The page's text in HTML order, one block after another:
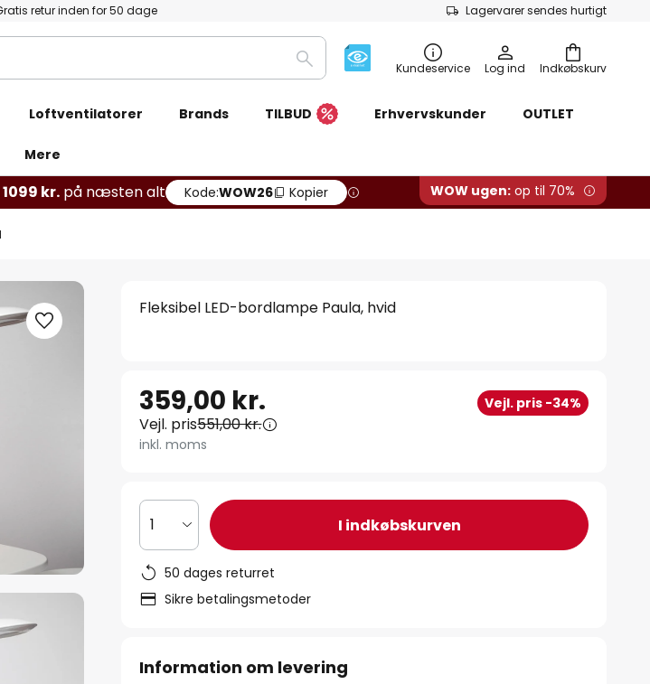
retur inden for 50 dage Lagervarer sendes hurtigt
Indkøbskurv
Søg Kundeservice Log ind
Loftventilatorer Brands TILBUD Erhvervskunder OUTLET
Mere
kr. på næsten alt Kode:WOW26 Kopier WOW ugen: op til 70%
Fleksibel LED-bordlampe Paula, hvid
359,00 kr. Vejl. pris -34%
Vejl. pris551,00 kr.
inkl. moms
1 I indkøbskurven
50 dages returret
Sikre betalingsmetoder
Information om levering